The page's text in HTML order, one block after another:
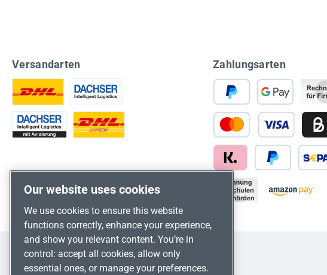
Versandarten Zahlungsarten
Our website uses cookies
We use cookies to ensure this website
functions correctly, enhance your experience,
and show you relevant content. You’re in
control: accept all cookies, allow only
essential ones, or manage your preferences.